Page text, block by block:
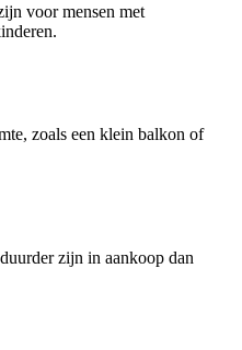
voor mensen met
zoals een klein balkon of
zijn in aankoop dan